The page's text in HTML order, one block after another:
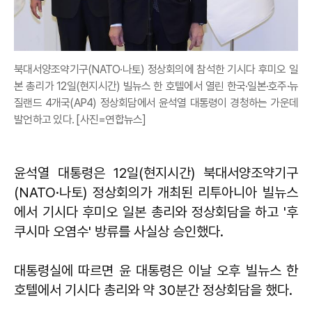
북대서양조약기구(NATO·나토) 정상회의에 참석한 기시다 후미오 일
본 총리가 12일(현지시간) 빌뉴스 한 호텔에서 열린 한국·일본·호주·뉴
질랜드 4개국(AP4) 정상회담에서 윤석열 대통령이 경청하는 가운데
발언하고 있다. [사진=연합뉴스]
윤석열 대통령은 12일(현지시간) 북대서양조약기구
(NATO·나토) 정상회의가 개최된 리투아니아 빌뉴스
에서 기시다 후미오 일본 총리와 정상회담을 하고 '후
쿠시마 오염수' 방류를 사실상 승인했다.
대통령실에 따르면 윤 대통령은 이날 오후 빌뉴스 한
호텔에서 기시다 총리와 약 30분간 정상회담을 했다.